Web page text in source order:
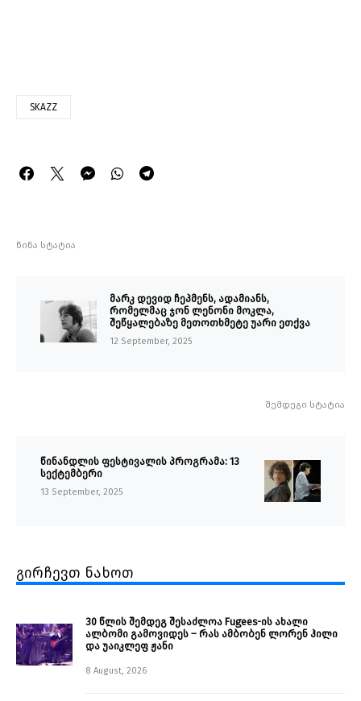
SKAZZ
წინა სტატია
მარკ დევიდ ჩეპმენს, ადამიანს,
რომელმაც ჯონ ლენონი მოკლა,
შეწყალებაზე მეთოთხმეტე უარი ეთქვა
12 September, 2025
შემდეგი სტატია
წინანდლის ფესტივალის პროგრამა: 13
სექტემბერი
13 September, 2025
გირჩევთ ნახოთ
30 წლის შემდეგ შესაძლოა Fugees-ის ახალი
ალბომი გამოვიდეს – რას ამბობენ ლორენ ჰილი
და უაიკლეფ ჟანი
8 August, 2026